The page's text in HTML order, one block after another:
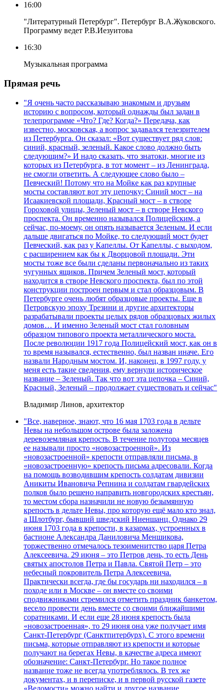
16:00
"Литературный Петербург". Петербург В.А.Жуковского.
Программу ведет Р.В.Иезуитова
16:30
Музыкальная программа
Прямая речь
"Я очень часто рассказываю знакомым и друзьям
историю с вопросом, который однажды был задан в
телепрограмме «Что? Где? Когда?» Передача, как
известно, московская, а вопрос задавался телезрителем
из Петербурга. Он сказал: «Вот существует ряд слов:
синий, красный, зеленый. Какое слово должно быть
следующим?» И надо сказать, что знатоки, многие из
которых из Петербурга, в тот момент – из Ленинграда,
не смогли ответить. А следующее слово было –
Певческий! Потому что на Мойке как раз крупные
мосты составляют вот эту цепочку: Синий мост – на
Исаакиевской площади, Красный мост – в створе
Гороховой улицы, Зеленый мост – в створе Невского
проспекта. Он временно назывался Полицейским, а
сейчас, по-моему, он опять называется Зеленым. И если
дальше двигаться по Мойке, то следующий мост будет
Певческий, как раз у Капеллы. От Капеллы, с выходом,
с расширением как бы к Дворцовой площади. Эти
мосты тоже все были сделаны первоначально из таких
чугунных ящиков. Причем Зеленый мост, который
находится в створе Невского проспекта, был по этой
конструкции построен первым и стал образцовым. В
Петербурге очень любят образцовые проекты. Еще в
Петровскую эпоху Трезини и другие архитекторы
разрабатывали проекты целых рядов образцовых жилых
домов… И именно Зеленый мост стал головным
образцом типового проекта металлического моста.
После революции 1917 года Полицейский мост, как он в
то время назывался, естественно, был назван иначе. Его
назвали Народным мостом. И, наконец, в 1997 году, у
меня есть такие сведения, ему вернули историческое
название – Зеленый. Так что вот эта цепочка – Синий,
Красный, Зеленый – продолжает существовать и сейчас"
Владимир Линов, архитектор
"Все, наверное, знают, что 16 мая 1703 года в дельте
Невы на небольшом острове была заложена
деревоземляная крепость. В течение полутора месяцев
ее называли просто «новозастроенной». Из
«новозастроенной» крепости отправляли письма, в
«новозастроенную» крепость письма адресовали. Когда
на помощь возводившим крепость солдатам дивизии
Аникиты Ивановича Репнина и солдатам гвардейских
полков было решено направить новгородских крестьян,
то местом сбора назначили не новую безымянную
крепость в дельте Невы, про которую ещё мало кто знал,
а Шлотбург, бывший шведский Ниеншанц. Однако 29
июня 1703 года в крепости, в казармах, устроенных в
бастионе Александра Даниловича Меншикова,
торжественно отмечалось тезоименитство царя Петра
Алексеевича. 29 июня – это Петров день, то есть День
святых апостолов Петра и Павла. Святой Петр – это
небесный покровитель Петра Алексеевича.
Практически всегда, где бы государь ни находился – в
походе или в Москве – он вместе со своими
сподвижниками стремился отметить праздник банкетом,
весело провести день вместе со своими ближайшими
соратниками. И если еще 28 июня крепость была
«новозастроенная», то 29 июня она уже получает имя
Санкт-Петербург (Санктпитербурх). С этого времени
письма, которые отправляют из крепости и которые
получают на берегах Невы, в качестве адреса имеют
обозначение: Санкт-Петербург. Но такое полное
название тоже не всегда употреблялось. В тех же
документах, и в переписке, и в первой русской газете
«Ведомости» можно найти и другое название,